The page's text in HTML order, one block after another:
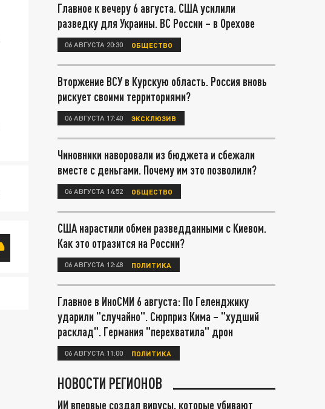
Главное к вечеру 6 августа. США усилили
разведку для Украины. ВС России – в Орехове
06 АВГУСТА 20:30 ОБЩЕСТВО
Вторжение ВСУ в Курскую область. Россия вновь
рискует своими территориями?
06 АВГУСТА 17:40 ЭКСКЛЮЗИВ
Чиновники наворовали из бюджета и сбежали
вместе с деньгами. Почему им это позволили?
06 АВГУСТА 14:52 ОБЩЕСТВО
США нарастили обмен разведданными с Киевом.
Как это отразится на России?
06 АВГУСТА 12:48 ПОЛИТИКА
Главное в ИноСМИ 6 августа: По Геленджику
ударили "случайно". Сюрприз Кима – "худший
расклад". Германия "перехватила" дрон
06 АВГУСТА 11:00 ПОЛИТИКА
НОВОСТИ РЕГИОНОВ
ИИ впервые создал вирусы, которые убивают